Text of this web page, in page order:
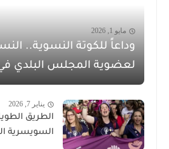
مايو 1, 2026
وداعاً للكوتة النسوية..
لعضوية المجلس البلدي
يناير 7, 2026
الطريق
السويسرية